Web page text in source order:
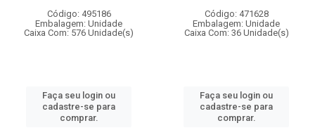
Código: 495186
Embalagem: Unidade
Caixa Com: 576 Unidade(s)
Faça seu login ou
cadastre-se para
comprar.
Código: 471628
Embalagem: Unidade
Caixa Com: 36 Unidade(s)
Faça seu login ou
cadastre-se para
comprar.